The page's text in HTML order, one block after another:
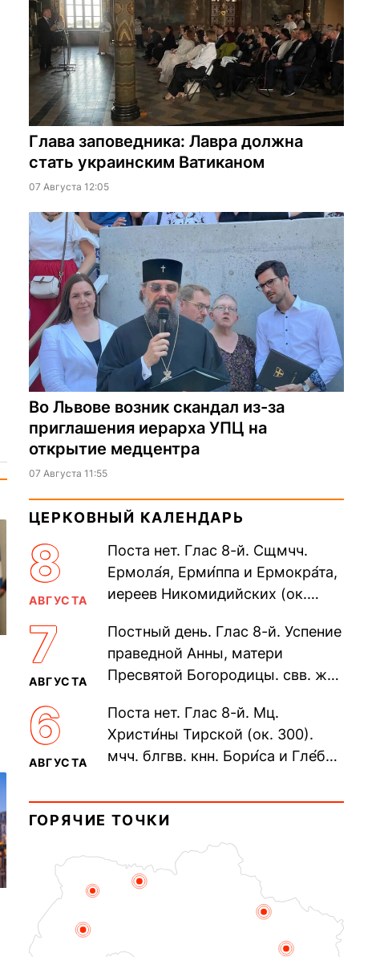
Глава заповедника: Лавра должна
стать украинским Ватиканом
07 Августа 12:05
Во Львове возник скандал из-за
приглашения иерарха УПЦ на
открытие медцентра
07 Августа 11:55
ЦЕРКОВНЫЙ КАЛЕНДАРЬ
8
АВГУСТА
Поста нет. Глас 8-й. Сщмчч.
Ермола́я, Ерми́ппа и Ермокра́та,
иереев Никомидийских (ок.
Печерского, в Ближних
пещерах...
7
АВГУСТА
Постный день. Глас 8-й. Успение
праведной Анны, матери
Пресвятой Богородицы. свв. жен
прп. Евпракси́и девы,...
6
АВГУСТА
Поста нет. Глас 8-й. Мц.
Христи́ны Тирской (ок. 300).
мчч. блгвв. кнн. Бори́са и Гле́ба,
Дави́да (1015). Прп....
ГОРЯЧИЕ ТОЧКИ